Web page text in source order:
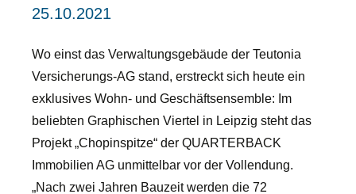
25.10.2021
Wo einst das Verwaltungsgebäude der Teutonia
Versicherungs-AG stand, erstreckt sich heute ein
exklusives Wohn- und Geschäftsensemble: Im
beliebten Graphischen Viertel in Leipzig steht das
Projekt „Chopinspitze“ der QUARTERBACK
Immobilien AG unmittelbar vor der Vollendung.
„Nach zwei Jahren Bauzeit werden die 72